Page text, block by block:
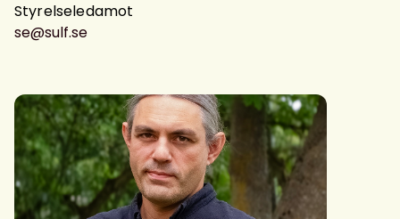
Styrelseledamot
se@sulf.se